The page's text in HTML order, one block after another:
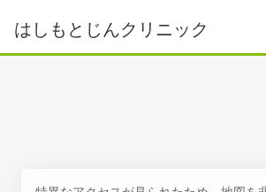
はしもとじんクリニック